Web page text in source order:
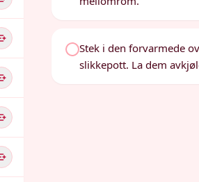
Stek i den forvarmede
slikkepott. La dem